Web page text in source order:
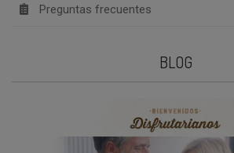
Preguntas frecuentes
BLOG